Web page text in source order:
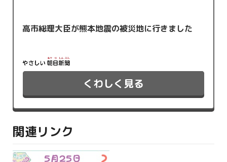
高市総理大臣が熊本地震の被災地に行きました
くわしく見る
関連リンク